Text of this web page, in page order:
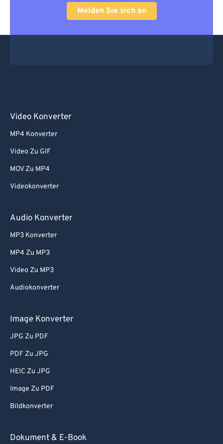
Melden Sie sich an
Video Konverter
MP4 Konverter
Video Zu GIF
MOV Zu MP4
Videokonverter
Audio Konverter
MP3 Konverter
MP4 Zu MP3
Video Zu MP3
Audiokonverter
Image Konverter
JPG Zu PDF
PDF Zu JPG
HEIC Zu JPG
Image Zu PDF
Bildkonverter
Dokument & E-Book